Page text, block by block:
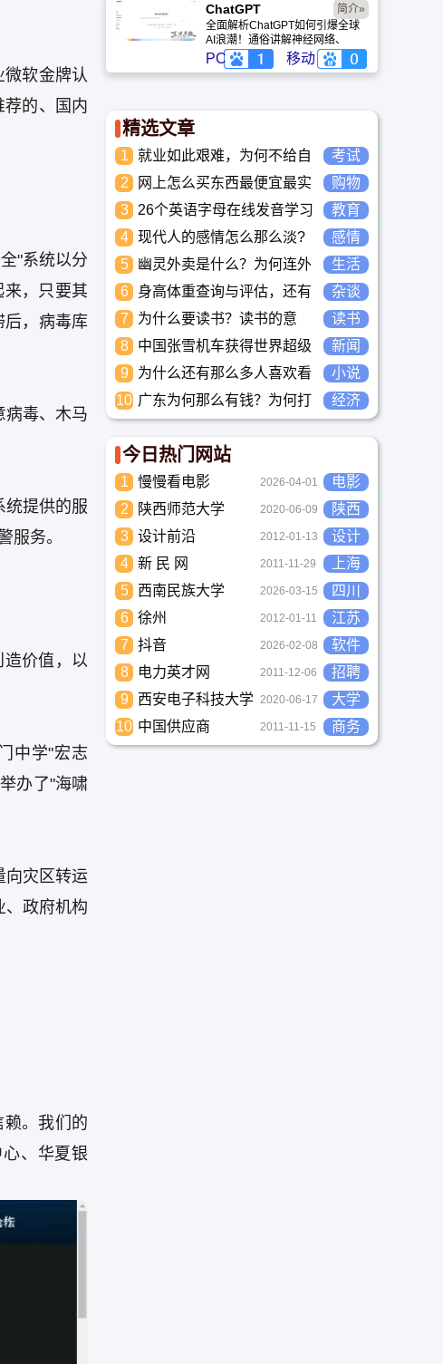
软金牌认
的、国内
"系统以分
，只要其
后，病毒库
病毒、木马
统提供的服
服务。
造价值，以
中学"宏志
办了"海啸
向灾区转运
、政府机构
。我们的
、华夏银
考。
ChatGPT‌
全面解析ChatGPT如何引爆全球
AI浪潮！通俗讲解神经网络、
Transformer与RLHF核心技术，
带您轻松看懂大语言模型如何重塑
PC 移动
简介»
精选文章
1
就业如此艰难，为何不给自
己学习考试充电，学一技之
长，胜过万贯家财
考试
2
网上怎么买东西最便宜最实
惠?
购物
3
26个英语字母在线发音学习
_儿童英语启蒙大全
教育
4
现代人的感情怎么那么淡?
未来又应该如何面对这人情
淡如水的局面呢
感情
5
幽灵外卖是什么？为何连外
卖骑手都看不下去要举报？
生活
6
身高体重查询与评估，还有
儿童身高体重标准平均值表
与全国各省身高体重平均值
表
杂谈
7
为什么要读书？读书的意
义？怎么教育孩子读书？
读书
8
中国张雪机车获得世界超级
摩托车锦标赛冠军
新闻
9
为什么还有那么多人喜欢看
小说？小说到底有什么魅力
长盛不衰？
小说
10 广东为何那么有钱？为何打
工都到广东去，广东连续37
经济
今日热门网站
1 慢慢看电影 2026-04-01
电影
2
陕西师范大学 2020-06-09
陕西
3
设计前沿 2012-01-13
设计
4
新 民 网 2011-11-29
上海
5
西南民族大学 2026-03-15
四川
6
徐州 2012-01-11
江苏
7
抖音 2026-02-08
软件
8
电力英才网 2011-12-06
招聘
9
西安电子科技大学 2020-06-17
大学
10 中国供应商 2011-11-15 商务